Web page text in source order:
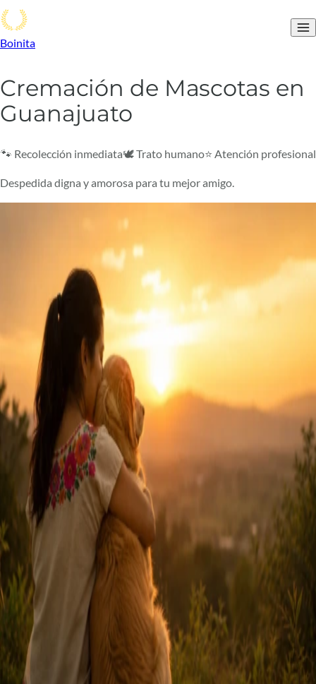
Boinita
Cremación de Mascotas en
Guanajuato
🐾 Recolección inmediata🕊️ Trato humano⭐ Atención profesional
Despedida digna y amorosa para tu mejor amigo.